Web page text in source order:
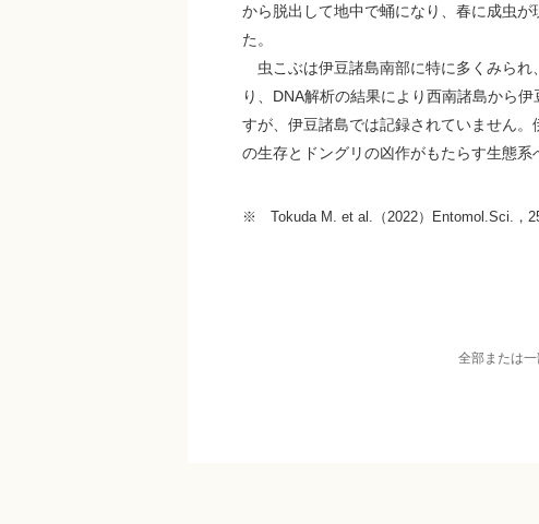
から脱出して地中で蛹になり、春に成虫
た。
虫こぶは伊豆諸島南部に特に多くみられ
り、DNA解析の結果により西南諸島から
すが、伊豆諸島では記録されていません
の生存とドングリの凶作がもたらす生態系
※ Tokuda M. et al.（2022）Entomol.Sci.，
全部または